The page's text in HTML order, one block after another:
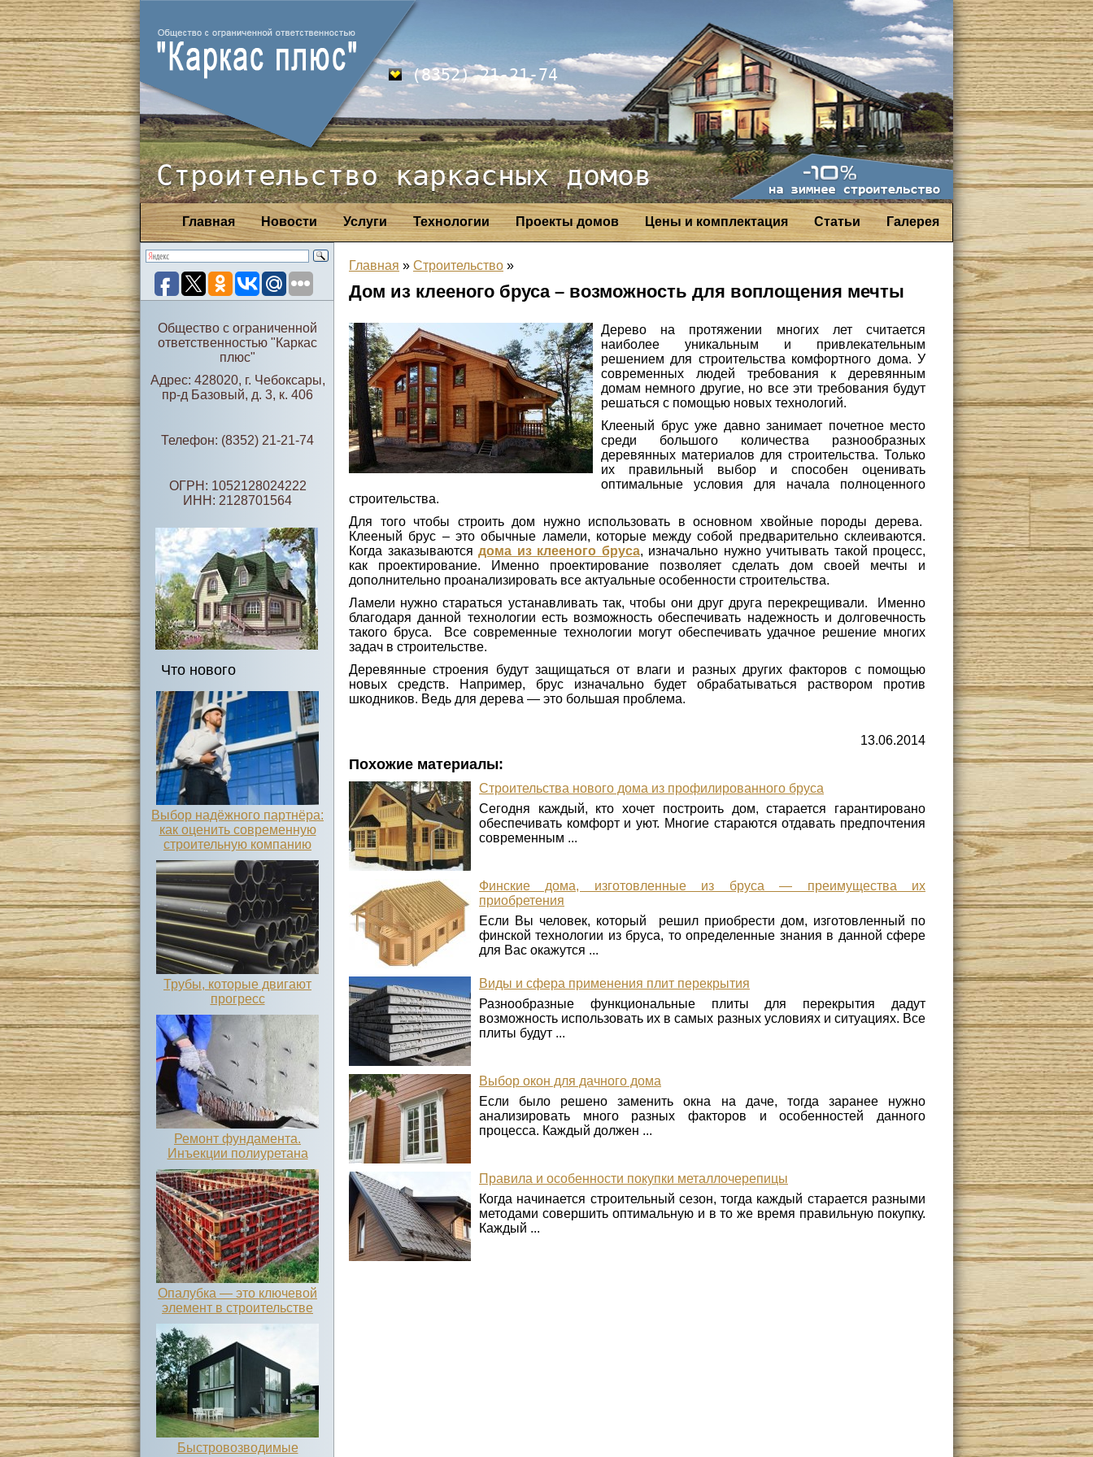
(8352) 21-21-74
Строительство каркасных домов
Галерея
Статьи
Цены и комплектация
Проекты домов
Технологии
Услуги
Новости
Главная
Общество с ограниченной
ответственностью "Каркас
плюс"
Адрес: 428020, г. Чебоксары,
пр-д Базовый, д. 3, к. 406
Телефон: (8352) 21-21-74
ОГРН: 1052128024222
ИНН: 2128701564
Что нового
Выбор надёжного партнёра:
как оценить современную
строительную компанию
Трубы, которые двигают
прогресс
Ремонт фундамента.
Инъекции полиуретана
Опалубка — это ключевой
элемент в строительстве
Быстровозводимые
Главная » Строительство »
Дом из клееного бруса – возможность для воплощения мечты
Дерево на протяжении многих лет считается
наиболее уникальным и привлекательным
решением для строительства комфортного дома. У
современных людей требования к деревянным
домам немного другие, но все эти требования будут
решаться с помощью новых технологий.
Клееный брус уже давно занимает почетное место
среди большого количества разнообразных
деревянных материалов для строительства. Только
их правильный выбор и способен оценивать
оптимальные условия для начала полноценного
строительства.
Для того чтобы строить дом нужно использовать в основном хвойные породы дерева.
Клееный брус – это обычные ламели, которые между собой предварительно склеиваются.
Когда заказываются дома из клееного бруса, изначально нужно учитывать такой процесс,
как проектирование. Именно проектирование позволяет сделать дом своей мечты и
дополнительно проанализировать все актуальные особенности строительства.
Ламели нужно стараться устанавливать так, чтобы они друг друга перекрещивали. Именно
благодаря данной технологии есть возможность обеспечивать надежность и долговечность
такого бруса. Все современные технологии могут обеспечивать удачное решение многих
задач в строительстве.
Деревянные строения будут защищаться от влаги и разных других факторов с помощью
новых средств. Например, брус изначально будет обрабатываться раствором против
шкодников. Ведь для дерева — это большая проблема.
13.06.2014
Похожие материалы:
Строительства нового дома из профилированного бруса
Сегодня каждый, кто хочет построить дом, старается гарантировано
обеспечивать комфорт и уют. Многие стараются отдавать предпочтения
современным ...
Финские дома, изготовленные из бруса — преимущества их
приобретения
Если Вы человек, который решил приобрести дом, изготовленный по
финской технологии из бруса, то определенные знания в данной сфере
для Вас окажутся ...
Виды и сфера применения плит перекрытия
Разнообразные функциональные плиты для перекрытия дадут
возможность использовать их в самых разных условиях и ситуациях. Все
плиты будут ...
Выбор окон для дачного дома
Если было решено заменить окна на даче, тогда заранее нужно
анализировать много разных факторов и особенностей данного
процесса. Каждый должен ...
Правила и особенности покупки металлочерепицы
Когда начинается строительный сезон, тогда каждый старается разными
методами совершить оптимальную и в то же время правильную покупку.
Каждый ...